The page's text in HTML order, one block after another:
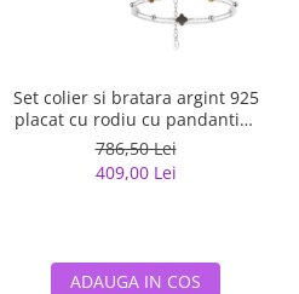
Set colier si bratara argint 925
placat cu rodiu cu pandantive
din sidef Trifoi cu Patru Foi
786,50 Lei
409,00 Lei
ADAUGA IN COS